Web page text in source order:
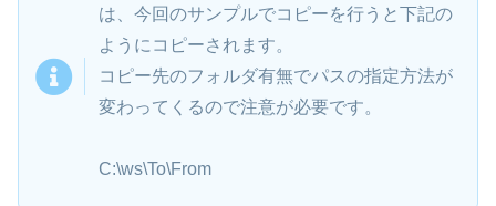
は、今回のサンプルでコピーを行うと下記の
ようにコピーされます。
コピー先のフォルダ有無でパスの指定方法が
変わってくるので注意が必要です。
C:\ws\To\From